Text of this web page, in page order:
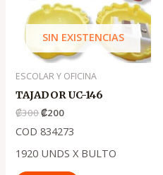
SIN EXISTENCIAS
ESCOLAR Y OFICINA
TAJADOR UC-146
₡300₡200
COD 834273
1920 UNDS X BULTO